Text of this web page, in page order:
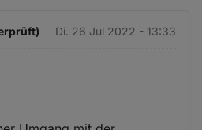
Di. 26 Jul 2022 - 13:33